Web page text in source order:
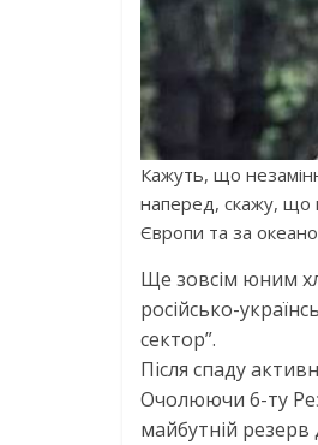
Кажуть, що
наперед, скажу, що
Європи та за
Ще зовсім юним
російсько-
сектор”.
Після спаду
Очолюючи 6-ту
майбутній резерв